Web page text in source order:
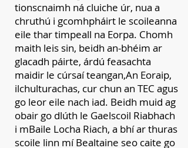
tionscnaimh ná cluiche úr, nua a
chruthú i gcomhpháirt le scoileanna
eile thar timpeall na Eorpa. Chomh
maith leis sin, beidh an-bhéim ar
glacadh páirte, árdú feasachta
maidir le cúrsaí teangan,An Eoraip,
ilchulturachas, cur chun an TEC agus
go leor eile nach iad. Beidh muid ag
obair go dlúth le Gaelscoil Riabhach
i mBaile Locha Riach, a bhí ar thuras
scoile linn mí Bealtaine seo caite go